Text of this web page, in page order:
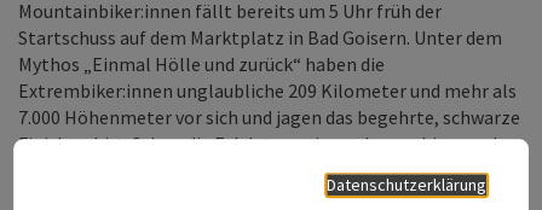
Mountainbiker:innen fällt bereits um 5 Uhr früh der
Startschuss auf dem Marktplatz in Bad Goisern. Unter dem
Mythos „Einmal Hölle und zurück“ haben die
Extrembiker:innen unglaubliche 209 Kilometer und mehr als
7.000 Höhenmeter vor sich und jagen das begehrte, schwarze
Finishershirt. Schon die Eckdaten zeigen, dass es hier um den
härtesten und wahrscheinlich selektivsten Mountainbike
Marathon Europas geht. Elf Labestellen und die Zuschauer an
Datenschutzerklärung